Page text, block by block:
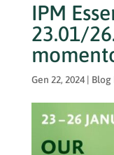
IPM
23.01/
Gen 22, 2024| Blog